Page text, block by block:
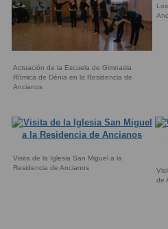
Actuación de la Escuela de Gimnasia
Rítmica de Dénia en la Residencia de
Ancianos
Visita de la Iglesia San Miguel a la
Residencia de Ancianos
de